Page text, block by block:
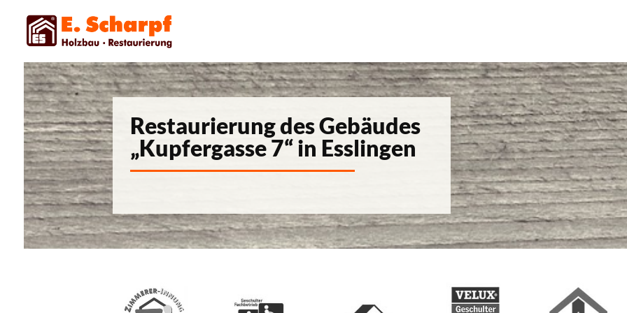
Restaurierung des Gebäudes
„Kupfergasse 7“ in Esslingen